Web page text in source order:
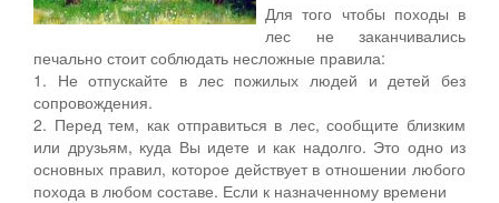
Для того чтобы походы в
лес не заканчивались
печально стоит соблюдать несложные правила:
1. Не отпускайте в лес пожилых людей и детей без
сопровождения.
2. Перед тем, как отправиться в лес, сообщите близким
или друзьям, куда Вы идете и как надолго. Это одно из
основных правил, которое действует в отношении любого
похода в любом составе. Если к назначенному времени